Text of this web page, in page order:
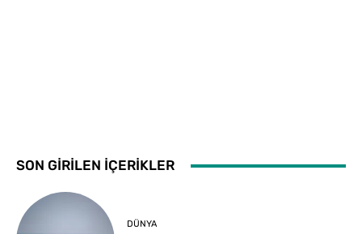
SON GİRİLEN İÇERİKLER
DÜNYA